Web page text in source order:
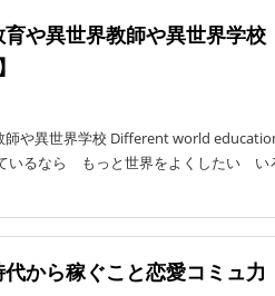
や異世界教師や異世界学校
や異世界学校 Different world
いるなら もっと世界をよくしたい い
から稼ぐこと恋愛コミュ力